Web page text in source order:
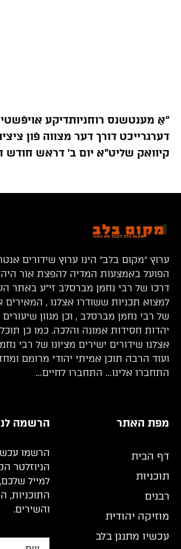
“אַ מענטשנס רוחניותדיקע
דערגרייכט דורך דער מצווה פֿון
קיוואק שליט”א יום ב’ דראש חודש
ערוץ “מקום בלב” הינו ערוץ שידורים
הפועל באמצעות המדיה להפצת אור
דרכו של רבי נחמן מברסלב זי”ע באתר
למצוא תכניות ששודרו אצלנו , המאירים
של רבי נחמן מברסלב , וכן מגוון שיעורים
יהדות חסידות אמונה והלכה. כמו כן
אצלנו שידורים ישירים מציונו של רבי
ועוד הרבה תוכן אמיתי יהודי מרומם
התחברו אלינו… התחברו לחיים…
מפת האתר
דף הבית
תוכניות
רבנים
מוזיקה יהודית
עכשיו מתנגן בלב
הרשמה
הרשמו
הניוזלטר
למייל
התוכניות,
והשירים.